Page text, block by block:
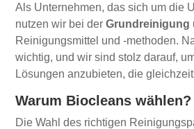
Als Unternehmen, das sich um die
nutzen wir bei derGrundreinigung
Reinigungsmittel und -methoden.
wichtig, und wir sind stolz darauf,
Lösungen anzubieten, die
Warum Biocleans wählen?
Die Wahl des richtigen